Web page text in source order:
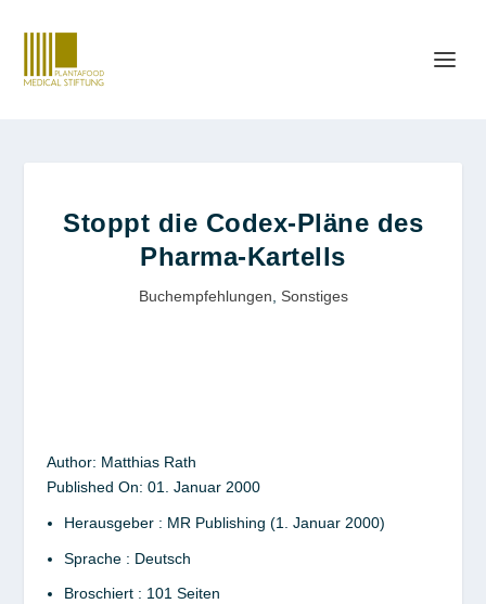
Stoppt die Codex-Pläne des
Pharma-Kartells
Buchempfehlungen Sonstiges
Author: Matthias Rath
Published On: 01. Januar 2000
Herausgeber : MR Publishing (1. Januar 2000)
Sprache : Deutsch
Broschiert : 101 Seiten